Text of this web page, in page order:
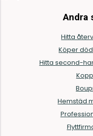
Andra
Hitta
Köper
Hitta second-
Hemstäd